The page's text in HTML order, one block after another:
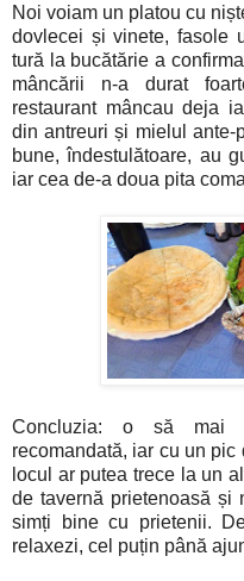
Noi voiam un platou cu
dovlecei și vinete, fasole
tură la bucătărie a
mâncării n-a durat
restaurant mâncau deja
din antreuri și mielul ante-
bune, îndestulătoare, au
iar cea de-a doua pita
Concluzia: o să mai
recomandată, iar cu un
locul ar putea trece la un
de tavernă prietenoasă și
simți bine cu prietenii.
relaxezi, cel puțin până